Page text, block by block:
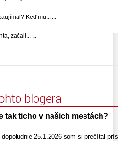
Keď mu... ...
začali... ...
blogera
tak ticho v našich mestách?
dopoludnie 25.1.2026 som si prečítal